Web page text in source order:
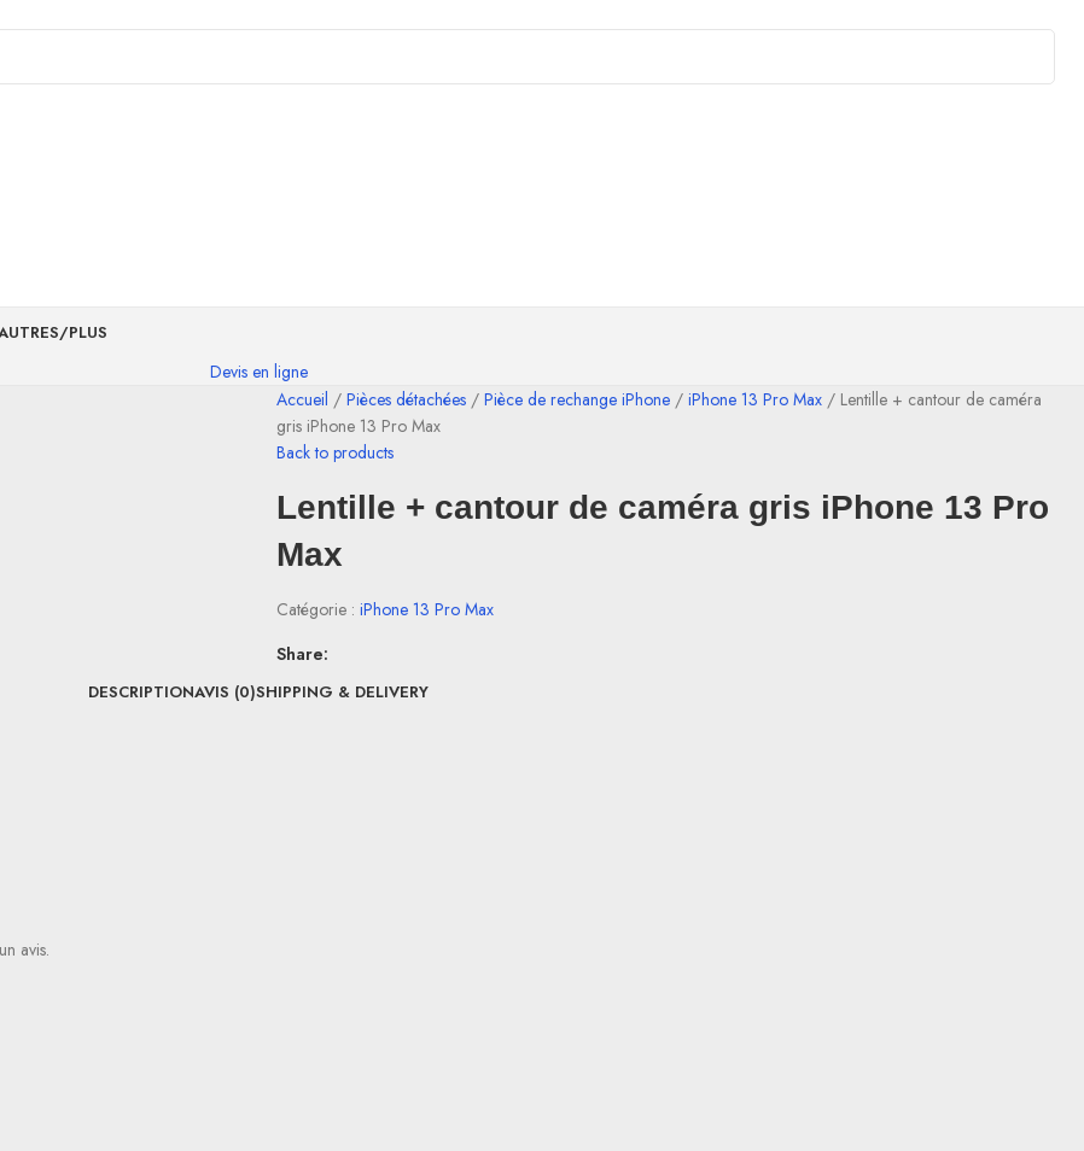
PLUS
Devis en ligne
Accueil Pièces détachées Pièce de rechange iPhone iPhone 13 Pro Max
Lentille + cantour de caméra
gris iPhone 13 Pro Max
Back to products
Lentille + cantour de caméra gris iPhone 13 Pro
Max
Catégorie : iPhone 13 Pro Max
Share:
DESCRIPTIONAVIS (0)SHIPPING & DELIVERY
avis.